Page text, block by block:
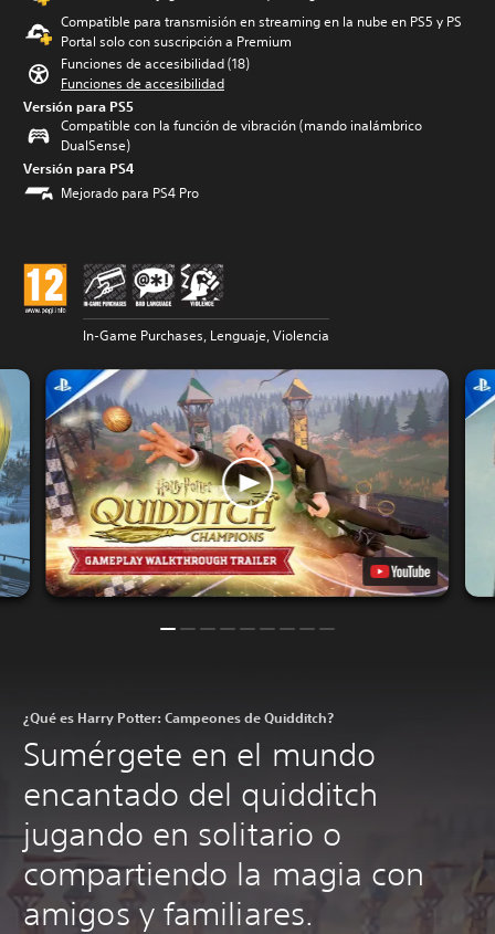
Compatible para transmisión en streaming en la nube en PS5 y PS
Portal solo con suscripción a Premium
Funciones de accesibilidad (18)
Funciones de accesibilidad
Versión para PS5
Compatible con la función de vibración (mando inalámbrico
DualSense)
Versión para PS4
Mejorado para PS4 Pro
In-Game Purchases, Lenguaje, Violencia
¿Qué es Harry Potter: Campeones de Quidditch?
Sumérgete en el mundo
encantado del quidditch
jugando en solitario o
compartiendo la magia con
amigos y familiares.